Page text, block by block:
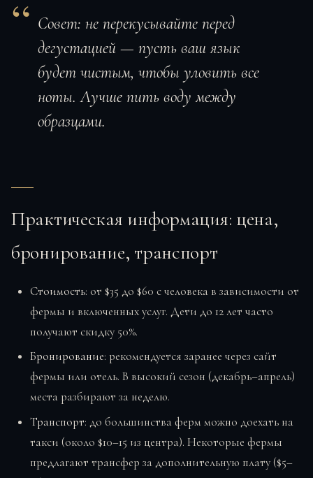
Совет: не перекусывайте перед
дегустацией — пусть ваш язык
будет чистым, чтобы уловить все
ноты. Лучше пить воду между
образцами.
Практическая информация: цена,
бронирование, транспорт
Стоимость: от $35 до $60 с человека в зависимости от
фермы и включенных услуг. Дети до 12 лет часто
получают скидку 50%.
Бронирование: рекомендуется заранее через сайт
фермы или отель. В высокий сезон (декабрь–апрель)
места разбирают за неделю.
Транспорт: до большинства ферм можно доехать на
такси (около $10–15 из центра). Некоторые фермы
предлагают трансфер за дополнительную плату ($5–